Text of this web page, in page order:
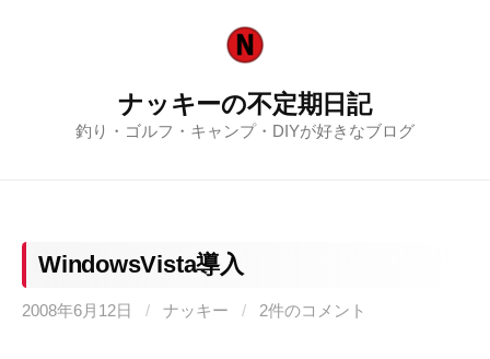
ナッキーの不定期日記
釣り・ゴルフ・キャンプ・DIYが好きなブログ
WindowsVista導入
2008年6月12日 / ナッキー / 2件のコメント